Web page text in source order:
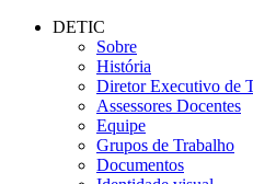
Conteúdo principal
DETIC
Sobre
História
Diretor Executivo de
Assessores Docentes
Equipe
Grupos de Trabalho
Documentos